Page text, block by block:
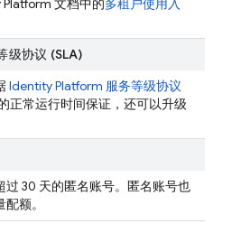
文档中的多租户使用入
级协议 (SLA)
Identity Platform 服务等级协议
正常运行时间保证，还可以升级
过 30 天的匿名账号。匿名账号也
额。